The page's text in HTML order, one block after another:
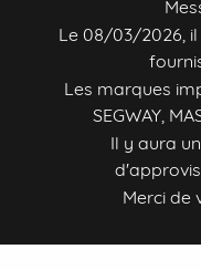
Le 08/03/2026, il
Les marques
SEGWAY,
Il y aura
Merci de